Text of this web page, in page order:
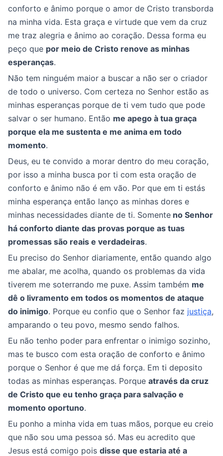
conforto e ânimo porque o amor de Cristo transborda
na minha vida. Esta graça e virtude que vem da cruz
me traz alegria e ânimo ao coração. Dessa forma eu
peço que por meio de Cristo renove as minhas
esperanças.
Não tem ninguém maior a buscar a não ser o criador
de todo o universo. Com certeza no Senhor estão as
minhas esperanças porque de ti vem tudo que pode
salvar o ser humano. Então me apego à tua graça
porque ela me sustenta e me anima em todo
momento.
Deus, eu te convido a morar dentro do meu coração,
por isso a minha busca por ti com esta oração de
conforto e ânimo não é em vão. Por que em ti estás
minha esperança então lanço as minhas dores e
minhas necessidades diante de ti. Somente no Senhor
há conforto diante das provas porque as tuas
promessas são reais e verdadeiras.
Eu preciso do Senhor diariamente, então quando algo
me abalar, me acolha, quando os problemas da vida
tiverem me soterrando me puxe. Assim também me
dê o livramento em todos os momentos de ataque
do inimigo. Porque eu confio que o Senhor faz justiça,
amparando o teu povo, mesmo sendo falhos.
Eu não tenho poder para enfrentar o inimigo sozinho,
mas te busco com esta oração de conforto e ânimo
porque o Senhor é que me dá força. Em ti deposito
todas as minhas esperanças. Porque através da cruz
de Cristo que eu tenho graça para salvação e
momento oportuno.
Eu ponho a minha vida em tuas mãos, porque eu creio
que não sou uma pessoa só. Mas eu acredito que
Jesus está comigo pois disse que estaria até a